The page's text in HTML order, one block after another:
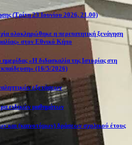
(Τρίτη 23 Ιουνίου 2026, 21.00)
ολοκληρώθηκε η περιπατητική ξενάγηση
στον Εθνικό Κήπο
«Η διδασκαλία της Ιστορίας στη
(16/5/2026)
εξετάσεων
ειδικών μαθημάτων
και (καινοτόμων) δράσεων σχολικού έτους